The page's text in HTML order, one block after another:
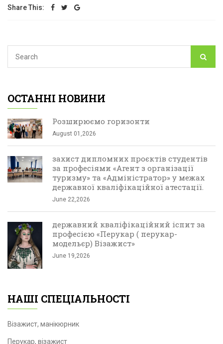
Share This:
ОСТАННІ НОВИНИ
Розширюємо горизонти
August 01,2026
захист дипломних проєктів студентів
за професіями «Агент з організації
туризму» та «Адміністратор» у межах
державної кваліфікаційної атестації.
June 22,2026
державний кваліфікаційний іспит за
професією «Перукар ( перукар-
модельєр) Візажист»
June 19,2026
НАШІ СПЕЦІАЛЬНОСТІ
Візажист, манікюрник
Перукар, візажист